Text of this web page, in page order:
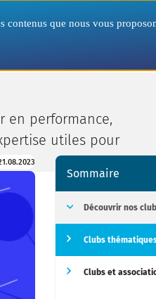
Nous
en performance,
utiles pour
Sommaire
Découvrir nos
Clubs
Clubs et
contenus que nous vous